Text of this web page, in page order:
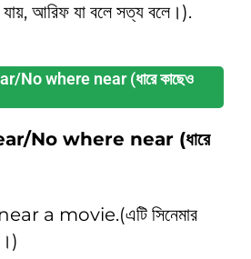
যায়, আরিফ যা বলে সত্য বলে।).
No where near (ধারে কাছেও
No where near (ধারে
a movie.(এটি সিনেমার